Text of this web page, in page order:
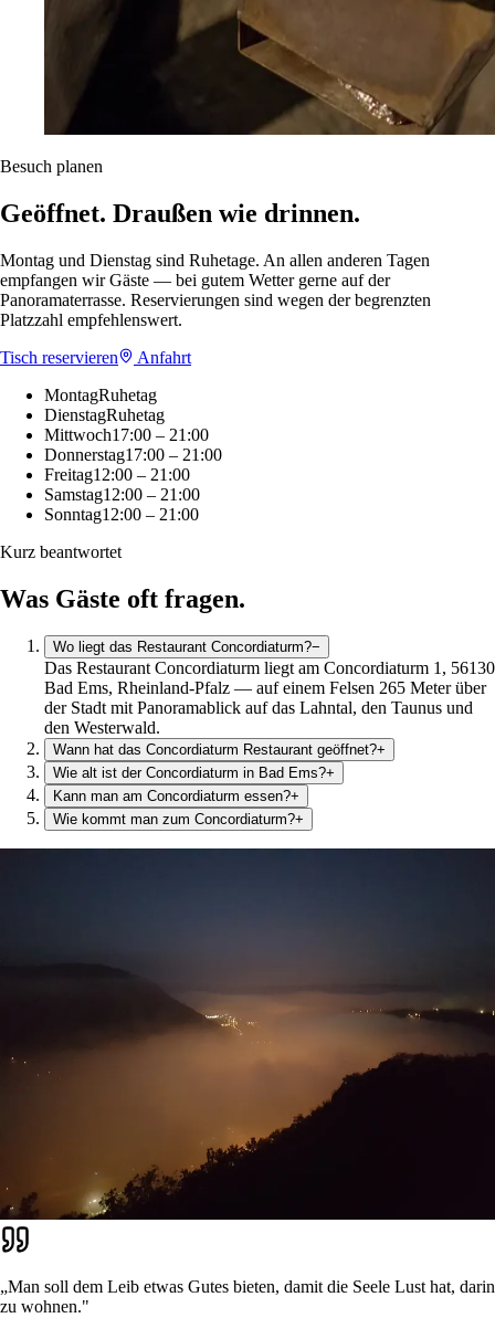
Besuch planen
Geöffnet. Draußen wie drinnen.
Montag und Dienstag sind Ruhetage. An allen anderen Tagen
empfangen wir Gäste — bei gutem Wetter gerne auf der
Panoramaterrasse. Reservierungen sind wegen der begrenzten
Platzzahl empfehlenswert.
Tisch reservieren
Anfahrt
MontagRuhetag
DienstagRuhetag
Mittwoch17:00 – 21:00
Donnerstag17:00 – 21:00
Freitag12:00 – 21:00
Samstag12:00 – 21:00
Sonntag12:00 – 21:00
Kurz beantwortet
Was Gäste oft fragen.
Wo liegt das Restaurant Concordiaturm?−
Das Restaurant Concordiaturm liegt am Concordiaturm 1, 56130
Bad Ems, Rheinland-Pfalz — auf einem Felsen 265 Meter über
der Stadt mit Panoramablick auf das Lahntal, den Taunus und
den Westerwald.
Wann hat das Concordiaturm Restaurant geöffnet?+
Wie alt ist der Concordiaturm in Bad Ems?+
Kann man am Concordiaturm essen?+
Wie kommt man zum Concordiaturm?+
„Man soll dem Leib etwas Gutes bieten, damit die Seele Lust hat, darin
zu wohnen."